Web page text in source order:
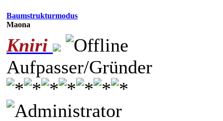
Baumstrukturmodus
Maona
Kniri
Aufpasser/Gründer